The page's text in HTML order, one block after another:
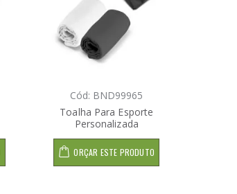
Cód: BND99965
Toalha Para Esporte
Personalizada
ORÇAR ESTE PRODUTO